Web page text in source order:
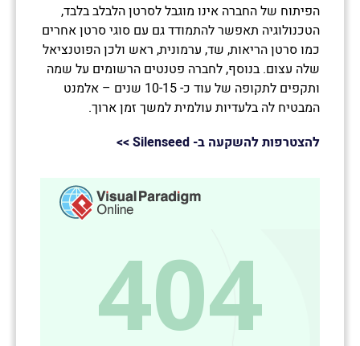
הפיתוח של החברה אינו מוגבל לסרטן הלבלב בלבד,
הטכנולוגיה תאפשר להתמודד גם עם סוגי סרטן אחרים
כמו סרטן הריאות, שד, ערמונית, ראש ולכן הפוטנציאל
שלה עצום. בנוסף, לחברה פטנטים הרשומים על שמה
ותקפים לתקופה של עוד כ- 10-15 שנים – אלמנט
המבטיח לה בלעדיות עולמית למשך זמן ארוך.
להצטרפות להשקעה ב-
>>